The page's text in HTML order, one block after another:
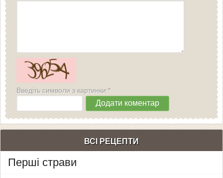
Введіть символи з картинки:*
ВСІ РЕЦЕПТИ
Перші страви